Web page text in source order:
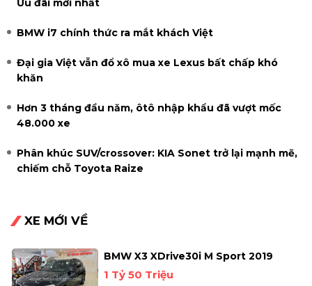
Ưu đãi mới nhất
BMW i7 chính thức ra mắt khách Việt
Đại gia Việt vẫn đổ xô mua xe Lexus bất chấp khó
khăn
Hơn 3 tháng đầu năm, ôtô nhập khẩu đã vượt mốc
48.000 xe
Phân khúc SUV/crossover: KIA Sonet trở lại mạnh mẽ,
chiếm chỗ Toyota Raize
XE MỚI VỀ
BMW X3 XDrive30i M Sport 2019
1 Tỷ 50 Triệu